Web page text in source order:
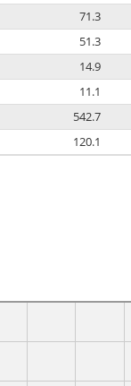
71.3
51.3
14.9
11.1
542.7
120.1